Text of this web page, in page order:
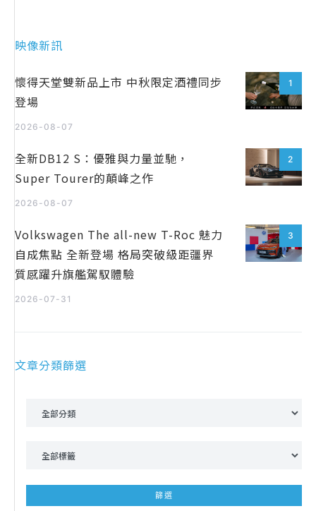
映像新訊
1
懷得天堂雙新品上市 中秋限定酒禮同步
登場
2026-08-07
2
全新DB12 S：優雅與力量並馳，
Super Tourer的顛峰之作
2026-08-07
3
Volkswagen The all-new T-Roc 魅力
自成焦點 全新登場 格局突破級距疆界
質感躍升旗艦駕馭體驗
2026-07-31
文章分類篩選